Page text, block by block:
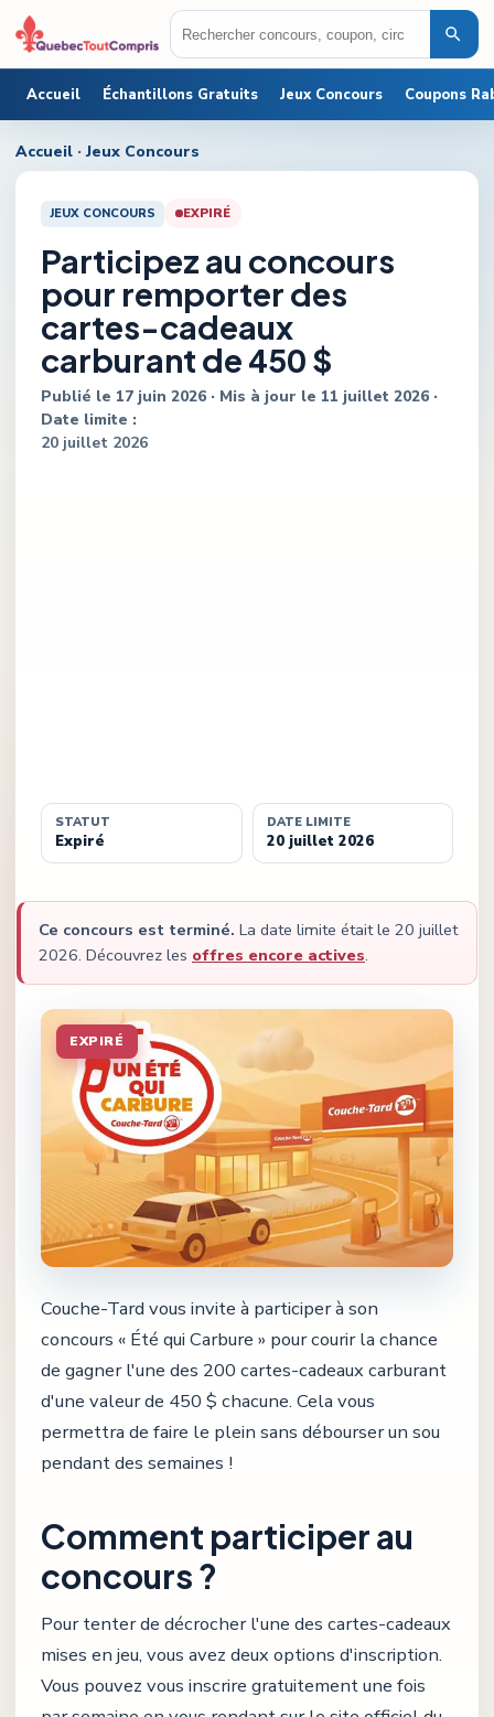
Accueil Échantillons Gratuits Jeux Concours Coupons
Accueil · Jeux Concours
JEUX CONCOURS EXPIRÉ
Participez au concours
pour remporter des
cartes-cadeaux
carburant de 450 $
Publié le 17 juin 2026 · Mis à jour le 11 juillet 2026 ·
Date limite :
20 juillet 2026
STATUT
Expiré
DATE LIMITE
20 juillet 2026
Ce concours est terminé. La date limite était le 20 juillet
2026. Découvrez les offres encore actives.
EXPIRÉ
Couche-Tard vous invite à participer à son
concours « Été qui Carbure » pour courir la chance
de gagner l'une des 200 cartes-cadeaux carburant
d'une valeur de 450 $ chacune. Cela vous
permettra de faire le plein sans débourser un sou
pendant des semaines !
Comment participer au
concours ?
Pour tenter de décrocher l'une des cartes-cadeaux
mises en jeu, vous avez deux options d'inscription.
Vous pouvez vous inscrire gratuitement une fois